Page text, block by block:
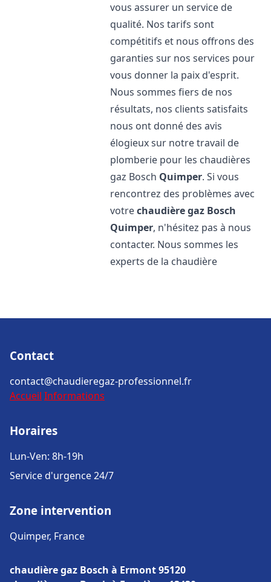
vous assurer un service de
qualité. Nos tarifs sont
compétitifs et nous offrons des
garanties sur nos services pour
vous donner la paix d'esprit.
Nous sommes fiers de nos
résultats, nos clients satisfaits
nous ont donné des avis
élogieux sur notre travail de
plomberie pour les chaudières
gaz Bosch Quimper. Si vous
rencontrez des problèmes avec
votrechaudière gaz Bosch
Quimper, n'hésitez pas à nous
contacter. Nous sommes les
experts de la chaudière
Contact
contact@chaudieregaz-professionnel.fr
Accueil Informations
Horaires
Lun-Ven: 8h-19h
Service d'urgence 24/7
Zone intervention
Quimper, France
chaudière gaz Bosch à Ermont 95120